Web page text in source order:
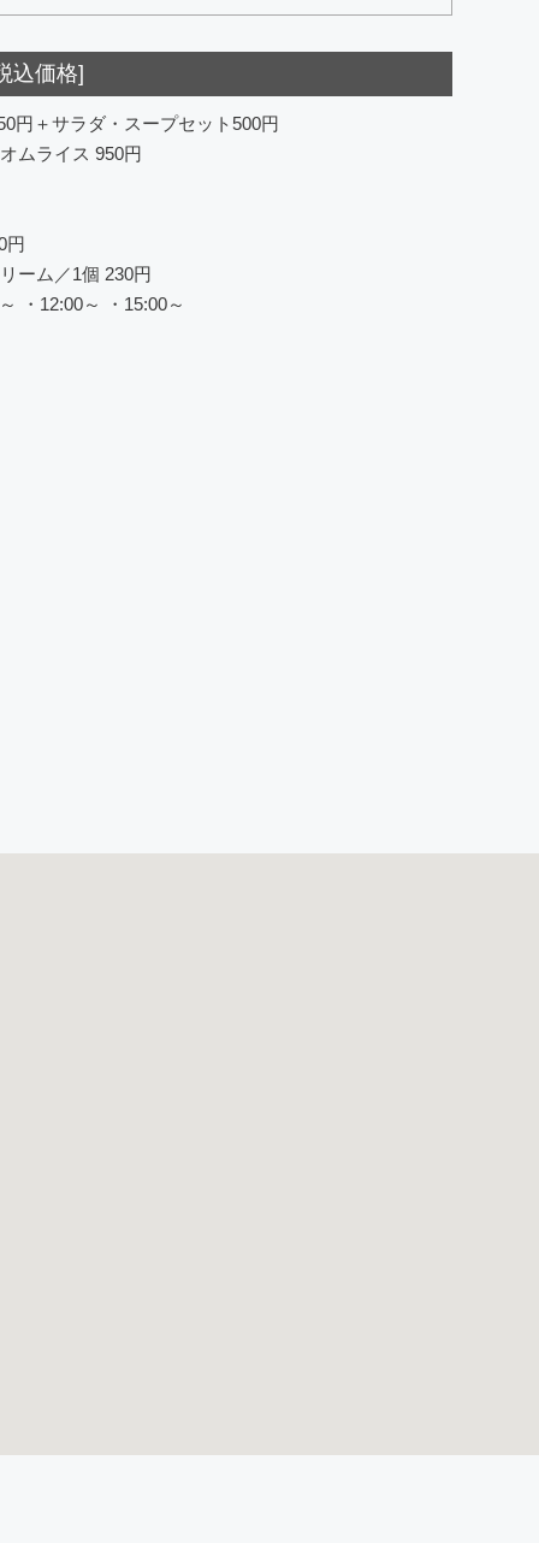
込価格]
円＋サラダ・スープセット500円
ムライス 950円
円
ーム／1個 230円
・12:00～ ・15:00～